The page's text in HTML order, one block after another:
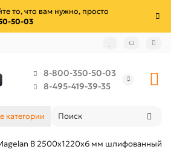
то, что вам нужно, просто
50-03
8-800-350-50-03
8-495-419-39-35
категории
В 2500х1220х6 мм шлифованный